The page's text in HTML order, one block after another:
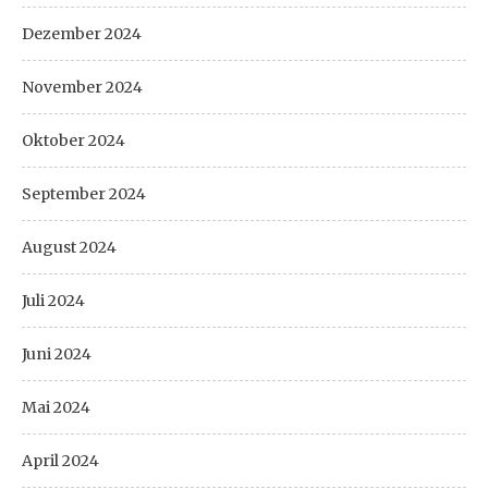
Dezember 2024
November 2024
Oktober 2024
September 2024
August 2024
Juli 2024
Juni 2024
Mai 2024
April 2024